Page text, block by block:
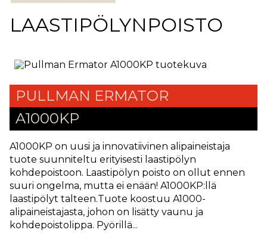
LAASTIPÖLYNPOISTO
PULLMAN ERMATOR
A1000KP
A1000KP on uusi ja innovatiivinen alipaineistaja
tuote suunniteltu erityisesti laastipölyn
kohdepoistoon. Laastipölyn poisto on ollut ennen
suuri ongelma, mutta ei enään! A1000KP:llä
laastipölyt talteen.Tuote koostuu A1000-
alipaineistajasta, johon on lisätty vaunu ja
kohdepoistolippa. Pyörillä...